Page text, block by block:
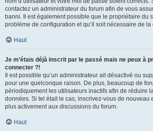
contactez un administrateur du forum afin de vous
banni. Il est également possible que le propriétaire du
problème de configuration et qu’il soit nécessaire de la
Haut
Je m’étais déjà inscrit par le passé mais ne peux à
connecter ?!
Il est possible qu’un administrateur ait désactivé ou
pour une quelconque raison. De plus, beaucoup de
périodiquement les utilisateurs inactifs afin de réduire
données. Si tel était le cas, inscrivez-vous de nouveau
plus activement aux discussions du forum.
Haut